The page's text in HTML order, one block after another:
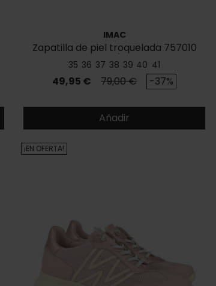
IMAC
Zapatilla de piel troquelada 757010
1405/001
35 36 37 38 39 40 41
Precio
49,95 € Precio base
79,00 € -37%
Añadir
¡EN OFERTA!